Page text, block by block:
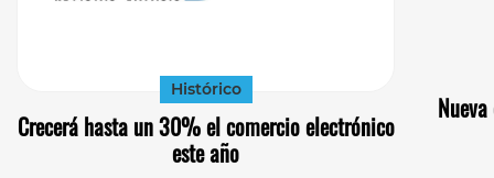
Histórico
Crecerá hasta un 30% el comercio electrónico
este año